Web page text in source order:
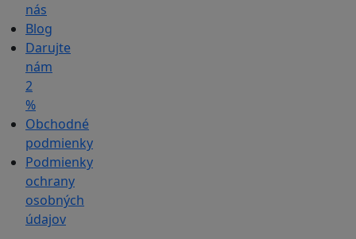
nás
Blog
Darujte
nám
2
%
Obchodné
podmienky
Podmienky
ochrany
osobných
údajov